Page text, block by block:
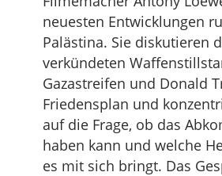
neuesten Entwicklungen
Palästina. Sie diskutieren
verkündeten
Gazastreifen und Donald
Friedensplan und
auf die Frage, ob das
haben kann und welche
es mit sich bringt. Das